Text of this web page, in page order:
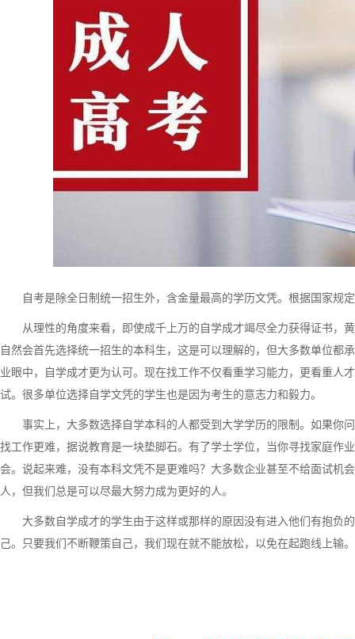
自考是除全日制统一招生外，含金量最高的学历文凭。根据国家规
从理性的角度来看，即使成千上万的自学成才竭尽全力获得证书，
自然会首先选择统一招生的本科生，这是可以理解的，但大多数单位
业眼中，自学成才更为认可。现在找工作不仅看重学习能力，更看重人
试。很多单位选择自学文凭的学生也是因为考生的意志力和毅力。
事实上，大多数选择自学本科的人都受到大学学历的限制。如果你
找工作更难，据说教育是一块垫脚石。有了学士学位，当你寻找家庭作
会。说起来难，没有本科文凭不是更难吗？大多数企业甚至不给面试机
人，但我们总是可以尽最大努力成为更好的人。
大多数自学成才的学生由于这样或那样的原因没有进入他们有抱负
己。只要我们不断鞭策自己，我们现在就不能放松，以免在起跑线上输。